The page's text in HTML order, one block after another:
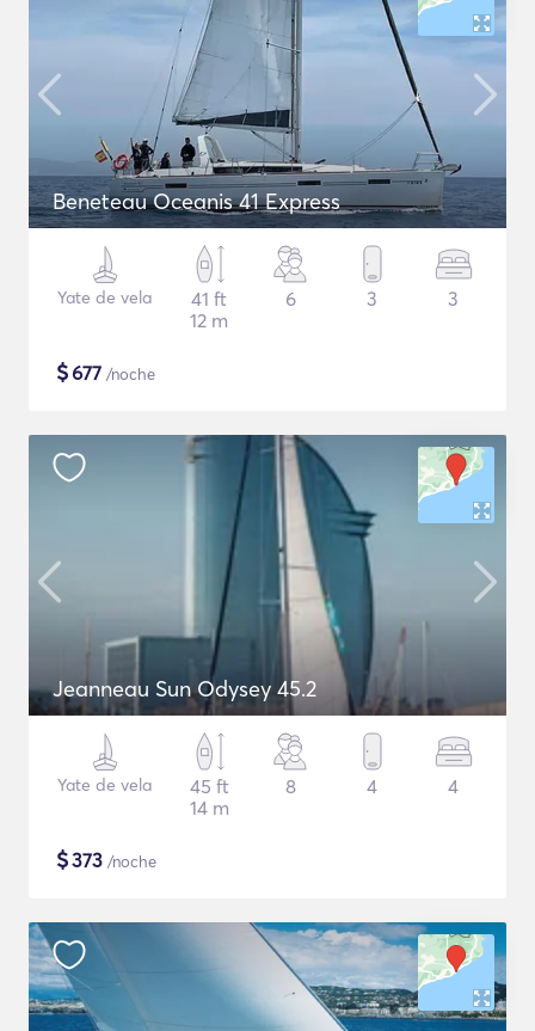
Beneteau Oceanis 41 Express
Yate de vela
41 ft
12 m
6 3 3
$677 /noche
Jeanneau Sun Odysey 45.2
Yate de vela
45 ft
14 m
8 4 4
$373 /noche